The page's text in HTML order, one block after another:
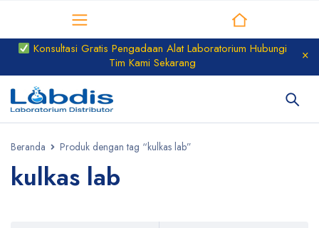
Konsultasi Gratis Pengadaan Alat Laboratorium Hubungi
Tim Kami Sekarang
Beranda Produk dengan tag “kulkas lab”
kulkas lab